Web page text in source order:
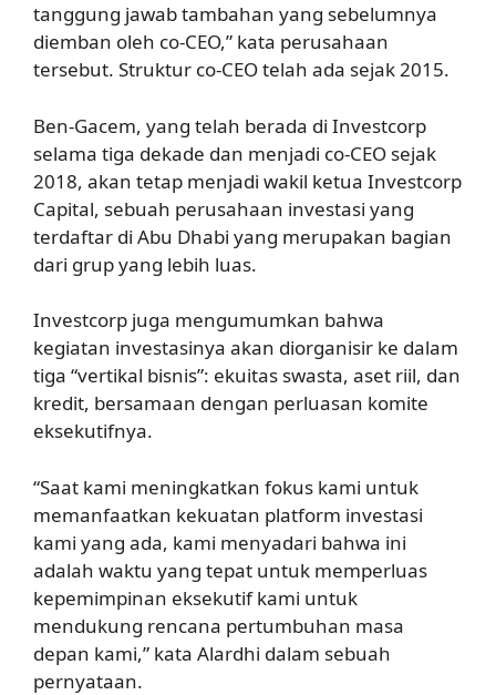
tanggung jawab tambahan yang sebelumnya
diemban oleh co-CEO,” kata perusahaan
tersebut. Struktur co-CEO telah ada sejak 2015.
Ben-Gacem, yang telah berada di Investcorp
selama tiga dekade dan menjadi co-CEO sejak
2018, akan tetap menjadi wakil ketua Investcorp
Capital, sebuah perusahaan investasi yang
terdaftar di Abu Dhabi yang merupakan bagian
dari grup yang lebih luas.
Investcorp juga mengumumkan bahwa
kegiatan investasinya akan diorganisir ke dalam
tiga “vertikal bisnis”: ekuitas swasta, aset riil, dan
kredit, bersamaan dengan perluasan komite
eksekutifnya.
“Saat kami meningkatkan fokus kami untuk
memanfaatkan kekuatan platform investasi
kami yang ada, kami menyadari bahwa ini
adalah waktu yang tepat untuk memperluas
kepemimpinan eksekutif kami untuk
mendukung rencana pertumbuhan masa
depan kami,” kata Alardhi dalam sebuah
pernyataan.